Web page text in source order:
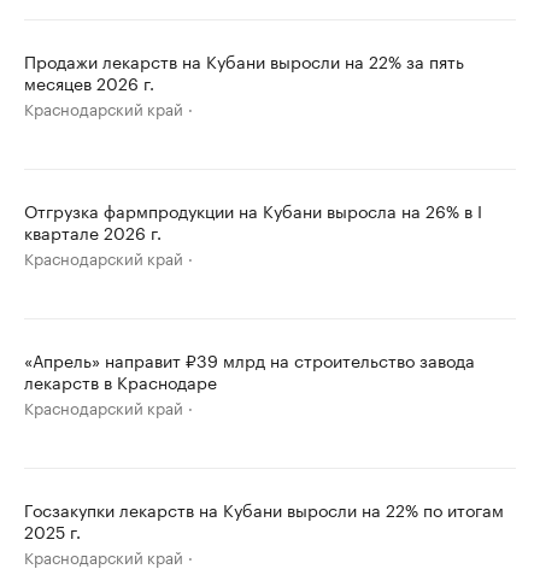
Продажи лекарств на Кубани выросли на 22% за пять
месяцев 2026 г.
Краснодарский край
Отгрузка фармпродукции на Кубани выросла на 26% в I
квартале 2026 г.
Краснодарский край
«Апрель» направит ₽39 млрд на строительство завода
лекарств в Краснодаре
Краснодарский край
Госзакупки лекарств на Кубани выросли на 22% по итогам
2025 г.
Краснодарский край